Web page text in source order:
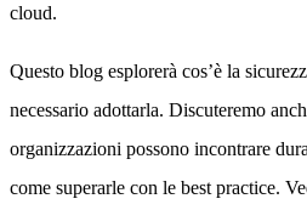
cloud.
Questo blog esplorerà cos’è la
necessario adottarla. Discuteremo
organizzazioni possono incontrare
come superarle con le best practice.